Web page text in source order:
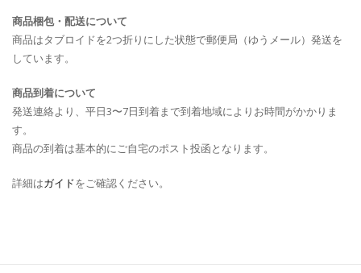
商品梱包・配送について
商品はタブロイドを2つ折りにした状態で郵便局（ゆうメール）発送を
しています。
商品到着について
発送連絡より、平日3〜7日到着まで到着地域によりお時間がかかりま
す。
商品の到着は基本的にご自宅のポスト投函となります。
詳細はガイドをご確認ください。